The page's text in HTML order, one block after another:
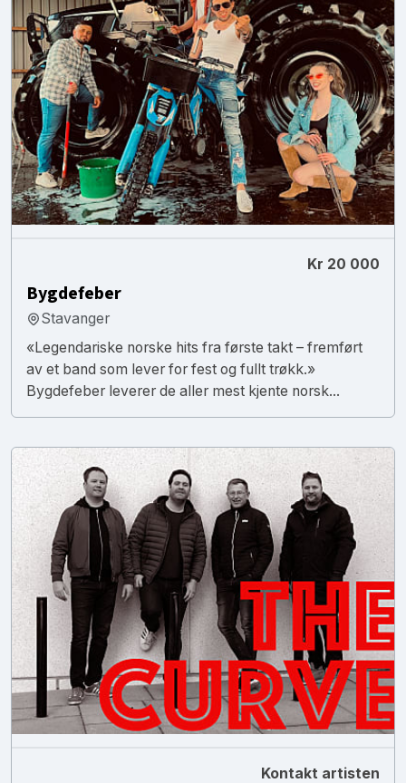
Kr 20 000
Bygdefeber
Stavanger
«Legendariske norske hits fra første takt – fremført
av et band som lever for fest og fullt trøkk.»
Bygdefeber leverer de aller mest kjente norsk...
Kontakt artisten